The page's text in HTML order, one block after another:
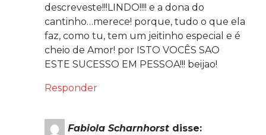
descreveste!!!LINDO!!!! e a dona do
cantinho…merece! porque, tudo o que ela
faz, como tu, tem um jeitinho especial e é
cheio de Amor! por ISTO VOCÊS SAO
ESTE SUCESSO EM PESSOA!!! beijao!
Responder
Fabiola Scharnhorst disse: